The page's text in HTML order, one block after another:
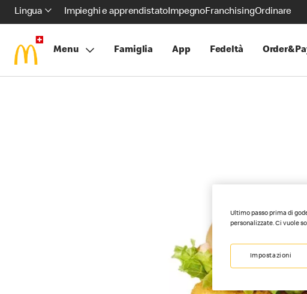
Lingua Impieghi e apprendistatoImpegnoFranchisingOrdinare
Menu Famiglia App Fedeltà
Ultimo passo prima di
personalizzate. Ci vuole
Impostazioni